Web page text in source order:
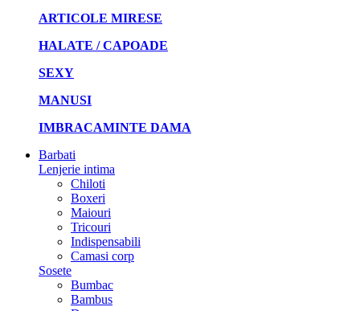
ARTICOLE MIRESE
HALATE / CAPOADE
SEXY
MANUSI
IMBRACAMINTE DAMA
Barbati
Lenjerie intima
Chiloti
Boxeri
Maiouri
Tricouri
Indispensabili
Camasi corp
Sosete
Bumbac
Bambus